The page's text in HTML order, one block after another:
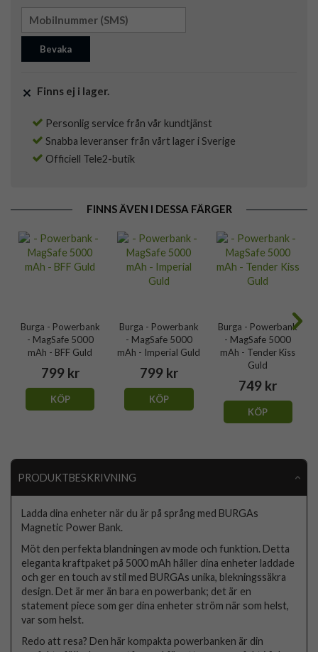
Bevaka
Finns ej i lager.
Personlig service från vår kundtjänst
Snabba leveranser från vårt lager i Sverige
Officiell Tele2-butik
FINNS ÄVEN I DESSA FÄRGER
Burga - Powerbank
- MagSafe 5000
mAh - BFF Guld
799 kr
KÖP
Burga - Powerbank
- MagSafe 5000
mAh - Imperial Guld
799 kr
KÖP
Burga - Powerbank
- MagSafe 5000
mAh - Tender Kiss
Guld
749 kr
KÖP
PRODUKTBESKRIVNING
Ladda dina enheter när du är på språng med BURGAs
Magnetic Power Bank.
Möt den perfekta blandningen av mode och funktion. Detta
eleganta kraftpaket på 5000 mAh håller dina enheter laddade
och ger en touch av stil med BURGAs unika, blekningssäkra
design. Det är mer än bara en powerbank; det är en
statement piece som ger dina enheter ström när som helst,
var som helst.
Redo att resa? Den här kompakta powerbanken är din